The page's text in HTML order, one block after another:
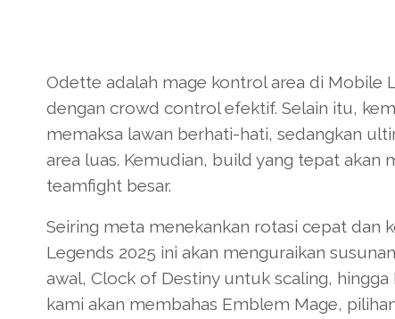
Odette adalah mage kontrol area di Mobile
dengan crowd control efektif. Selain itu,
memaksa lawan berhati-hati, sedangkan
area luas. Kemudian, build yang tepat
teamfight besar.
Seiring meta menekankan rotasi cepat
Legends 2025 ini akan menguraikan
awal, Clock of Destiny untuk scaling,
kami akan membahas Emblem Mage,